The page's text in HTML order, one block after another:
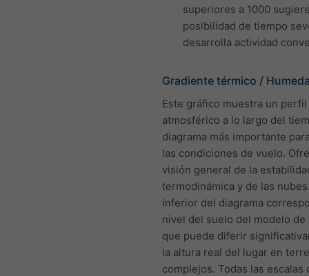
superiores a 1000
posibilidad de tiempo
desarrolla actividad
Gradiente térmico /
Este gráfico muestra un perfil
atmosférico a lo largo del
diagrama más importante
las condiciones de vuelo.
visión general de la
termodinámica y de las
inferior del diagrama
nivel del suelo del modelo
que puede diferir
la altura real del lugar en
complejos. Todas las escalas